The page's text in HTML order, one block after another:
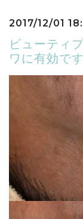
2017/12/01
ビューティ
ワに有効です